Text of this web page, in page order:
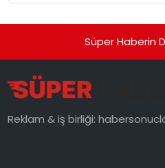
Süper Haberin
Reklam & iş birliği: